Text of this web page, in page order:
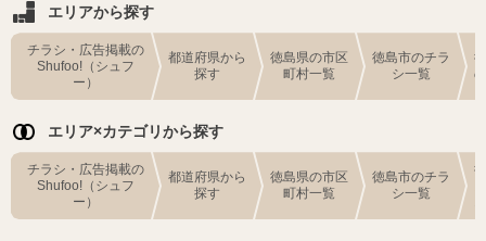
エリアから探す
チラシ・広告掲載の
Shufoo!（シュフ
ー）
都道府県から
探す
徳島県の市区
町村一覧
徳島市のチラ
シ一覧
エリア×カテゴリから探す
チラシ・広告掲載の
Shufoo!（シュフ
ー）
都道府県から
探す
徳島県の市区
町村一覧
徳島市のチラ
シ一覧